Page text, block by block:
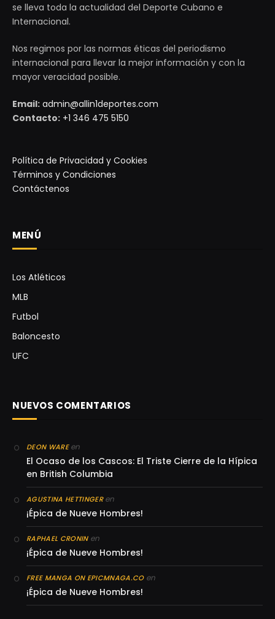
se lleva toda la actualidad del Deporte Cubano e
Internacional.
Nos regimos por las normas éticas del periodismo
internacional para llevar la mejor información y con la
mayor veracidad posible.
Email: admin@allin1deportes.com
Contacto: +1 346 475 5150
Política de Privacidad y Cookies
Términos y Condiciones
Contáctenos
MENÚ
Los Atléticos
MLB
Futbol
Baloncesto
UFC
NUEVOS COMENTARIOS
DEON WAREen
El Ocaso de los Cascos: El Triste Cierre de la Hípica
en British Columbia
AGUSTINA HETTINGERen
¡Épica de Nueve Hombres!
RAPHAEL CRONINen
¡Épica de Nueve Hombres!
FREE MANGA ON EPICMNAGA.COen
¡Épica de Nueve Hombres!